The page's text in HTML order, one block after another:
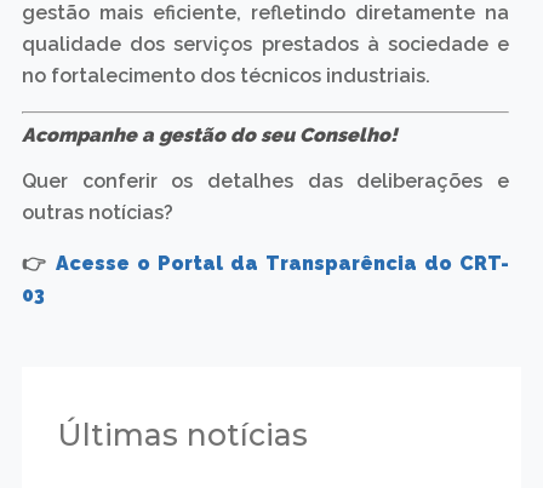
gestão mais eficiente, refletindo diretamente na
qualidade dos serviços prestados à sociedade e
no fortalecimento dos técnicos industriais.
Acompanhe a gestão do seu Conselho!
Quer conferir os detalhes das deliberações e
outras notícias?
👉 Acesse o Portal da Transparência do CRT-
03
Últimas notícias